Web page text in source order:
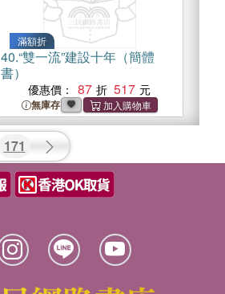
滿額折
40.“雙一流”建設十年（簡體
書）
優惠價： 87 517
無庫存
171